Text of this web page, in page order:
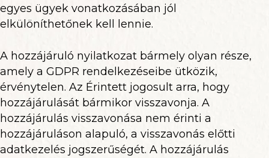
egyes ügyek vonatkozásában jól
elkülöníthetőnek kell lennie.
A hozzájáruló nyilatkozat bármely olyan része,
amely a GDPR rendelkezéseibe ütközik,
érvénytelen. Az Érintett jogosult arra, hogy
hozzájárulását bármikor visszavonja. A
hozzájárulás visszavonása nem érinti a
hozzájáruláson alapuló, a visszavonás előtti
adatkezelés jogszerűségét. A hozzájárulás